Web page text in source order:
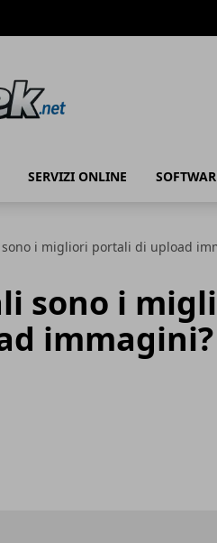
SERVIZI ONLINE
i migliori portali di upload
sono i
immagini?